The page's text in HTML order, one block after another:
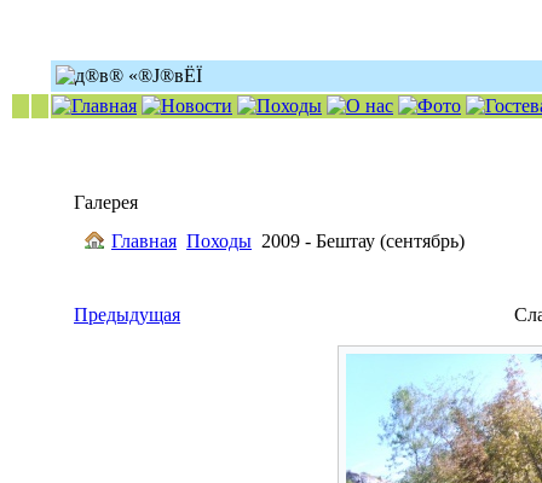
Галерея
Главная Походы 2009 - Бештау (сентябрь)
Предыдущая